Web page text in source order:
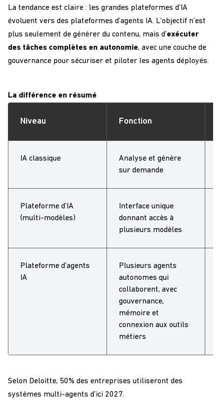
La tendance est claire : les grandes plateformes d’IA
évoluent vers des plateformes d’agents IA. L’objectif n’est
plus seulement de générer du contenu, mais d’exécuter
des tâches complètes en autonomie, avec une couche de
gouvernance pour sécuriser et piloter les agents déployés.
La différence en résumé
Niveau Fonction
IA classique
Analyse et génère
sur demande
Plateforme d’IA
(multi-modèles)
Interface unique
donnant accès à
plusieurs modèles
Plateforme d’agents
IA
Plusieurs agents
autonomes qui
collaborent, avec
gouvernance,
mémoire et
connexion aux outils
métiers
Selon Deloitte, 50% des entreprises utiliseront des
systèmes multi-agents d’ici 2027.